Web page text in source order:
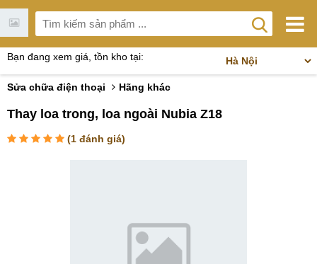
Bạn đang xem giá, tồn kho tại:
Sửa chữa điện thoại Hãng khác
Thay loa trong, loa ngoài Nubia Z18
(1 đánh giá)